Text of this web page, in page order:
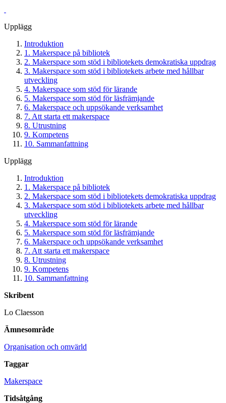
Upplägg
Introduktion
1. Makerspace på bibliotek
2. Makerspace som stöd i bibliotekets demokratiska uppdrag
3. Makerspace som stöd i bibliotekets arbete med hållbar
utveckling
4. Makerspace som stöd för lärande
5. Makerspace som stöd för läsfrämjande
6. Makerspace och uppsökande verksamhet
7. Att starta ett makerspace
8. Utrustning
9. Kompetens
10. Sammanfattning
Upplägg
Introduktion
1. Makerspace på bibliotek
2. Makerspace som stöd i bibliotekets demokratiska uppdrag
3. Makerspace som stöd i bibliotekets arbete med hållbar
utveckling
4. Makerspace som stöd för lärande
5. Makerspace som stöd för läsfrämjande
6. Makerspace och uppsökande verksamhet
7. Att starta ett makerspace
8. Utrustning
9. Kompetens
10. Sammanfattning
Skribent
Lo Claesson
Ämnesområde
Organisation och omvärld
Taggar
Makerspace
Tidsåtgång